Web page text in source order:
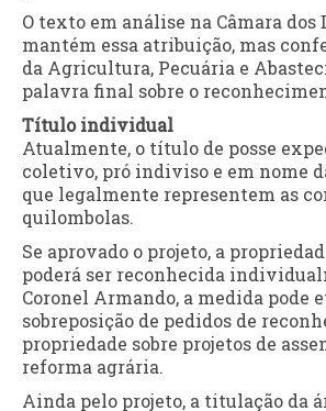
O texto em análise na Câmara dos
mantém essa atribuição, mas
da Agricultura, Pecuária e
palavra final sobre o
Título individual
Atualmente, o título de posse
coletivo, pró indiviso e em nome
que legalmente representem as
quilombolas.
Se aprovado o projeto, a
poderá ser reconhecida
Coronel Armando, a medida pode
sobreposição de pedidos de
propriedade sobre projetos de
reforma agrária.
Ainda pelo projeto, a titulação da